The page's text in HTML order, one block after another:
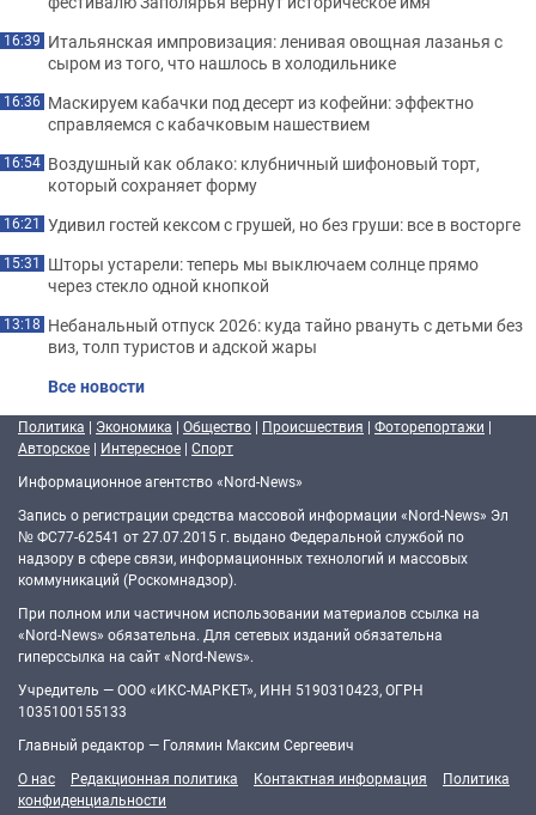
16:39 Итальянская импровизация: ленивая овощная лазанья с
сыром из того, что нашлось в холодильнике
16:36 Маскируем кабачки под десерт из кофейни: эффектно
справляемся с кабачковым нашествием
16:54 Воздушный как облако: клубничный шифоновый торт,
который сохраняет форму
16:21 Удивил гостей кексом с грушей, но без груши: все в восторге
15:31 Шторы устарели: теперь мы выключаем солнце прямо
через стекло одной кнопкой
13:18 Небанальный отпуск 2026: куда тайно рвануть с детьми без
виз, толп туристов и адской жары
Все новости
Политика | Экономика | Общество | Происшествия | Фоторепортажи |
Авторское | Интересное | Спорт
Информационное агентство «Nord-News»
Запись о регистрации средства массовой информации «Nord-News» Эл
№ ФС77-62541 от 27.07.2015 г. выдано Федеральной службой по
надзору в сфере связи, информационных технологий и массовых
коммуникаций (Роскомнадзор).
При полном или частичном использовании материалов ссылка на
«Nord-News» обязательна. Для сетевых изданий обязательна
гиперссылка на сайт «Nord-News».
Учредитель — ООО «ИКС-МАРКЕТ», ИНН 5190310423, ОГРН
1035100155133
Главный редактор — Голямин Максим Сергеевич
О нас
Редакционная политика Контактная информация
Политика
конфиденциальности